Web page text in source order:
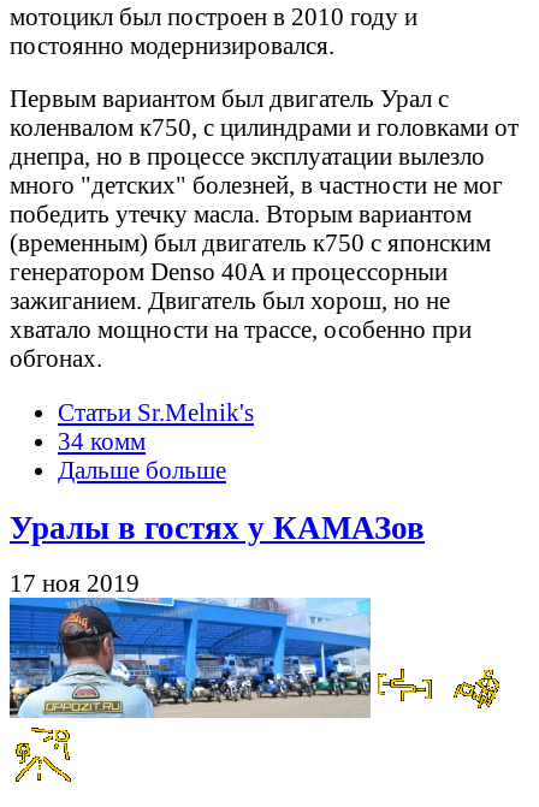
мотоцикл был построен в 2010 году и
постоянно модернизировался.
Первым вариантом был двигатель Урал с
коленвалом к750, с цилиндрами и головками от
днепра, но в процессе эксплуатации вылезло
много "детских" болезней, в частности не мог
победить утечку масла. Вторым вариантом
(временным) был двигатель к750 с японским
генератором Denso 40А и процессорныи
зажиганием. Двигатель был хорош, но не
хватало мощности на трассе, особенно при
обгонах.
Статьи Sr.Melnik's
34 комм
Дальше больше
Уралы в гостях у КАМАЗов
17 ноя 2019